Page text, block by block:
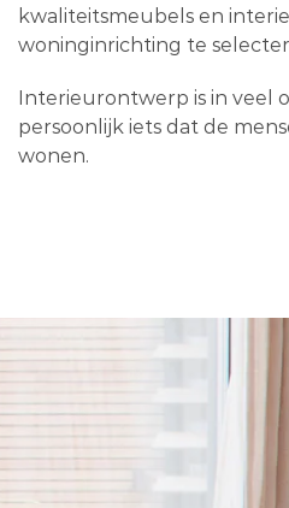
kwaliteitsmeubels en
woninginrichting te
Interieurontwerp is in veel
persoonlijk iets dat de
wonen.